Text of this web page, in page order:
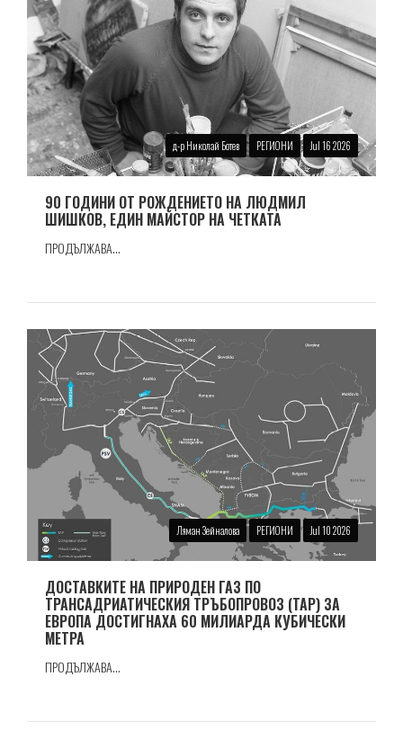
д-р Николай Ботев РЕГИОНИ Jul 16 2026
90 ГОДИНИ ОТ РОЖДЕНИЕТО НА ЛЮДМИЛ
ШИШКОВ, ЕДИН МАЙСТОР НА ЧЕТКАТА
ПРОДЪЛЖАВА...
Ляман Зейналова РЕГИОНИ Jul 10 2026
ДОСТАВКИТЕ НА ПРИРОДЕН ГАЗ ПО
ТРАНСАДРИАТИЧЕСКИЯ ТРЪБОПРОВОЗ (TAP) ЗА
ЕВРОПА ДОСТИГНАХА 60 МИЛИАРДА КУБИЧЕСКИ
МЕТРА
ПРОДЪЛЖАВА...